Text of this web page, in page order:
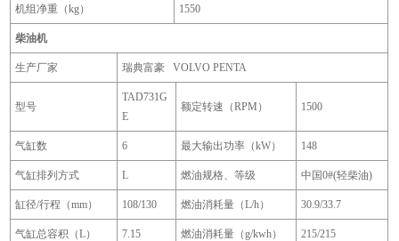
机组净重（kg） 1550
柴油机
生产厂家 瑞典富豪 VOLVO PENTA
型号
TAD731G
E
额定转速（RPM） 1500
气缸数 6 最大输出功率（kW） 148
气缸排列方式 L 燃油规格、等级 中国0#(轻柴油)
缸径/行程（mm） 108/130 燃油消耗量（L/h） 30.9/33.7
气缸总容积（L） 7.15 燃油消耗量（g/kwh） 215/215